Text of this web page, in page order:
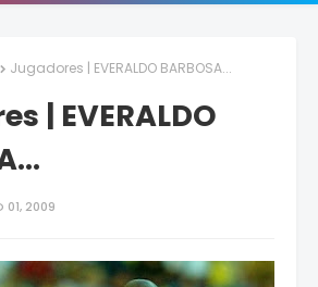
Jugadores | EVERALDO BARBOSA...
| EVERALDO
01, 2009